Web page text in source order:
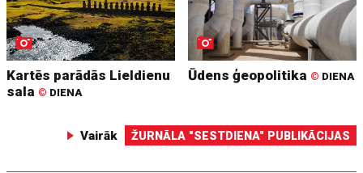
Kartēs parādās Lieldienu
sala © DIENA
Ūdens ģeopolitika © DIENA
Vairāk ŽURNĀLA "SESTDIENA" PUBLIKĀCIJAS